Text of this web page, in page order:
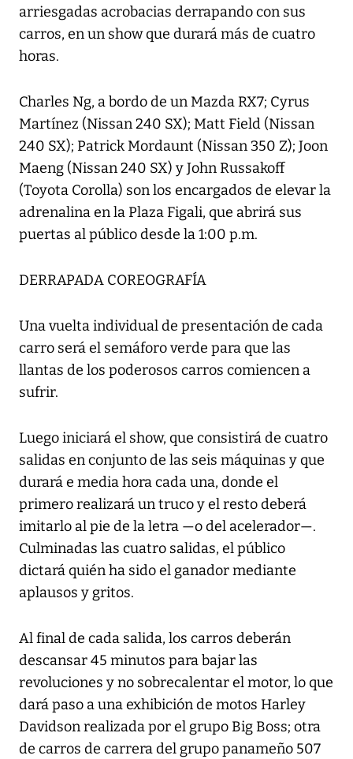
arriesgadas acrobacias derrapando con sus
carros, en un show que durará más de cuatro
horas.
Charles Ng, a bordo de un Mazda RX7; Cyrus
Martínez (Nissan 240 SX); Matt Field (Nissan
240 SX); Patrick Mordaunt (Nissan 350 Z); Joon
Maeng (Nissan 240 SX) y John Russakoff
(Toyota Corolla) son los encargados de elevar la
adrenalina en la Plaza Figali, que abrirá sus
puertas al público desde la 1:00 p.m.
DERRAPADA COREOGRAFÍA
Una vuelta individual de presentación de cada
carro será el semáforo verde para que las
llantas de los poderosos carros comiencen a
sufrir.
Luego iniciará el show, que consistirá de cuatro
salidas en conjunto de las seis máquinas y que
durará e media hora cada una, donde el
primero realizará un truco y el resto deberá
imitarlo al pie de la letra —o del acelerador—.
Culminadas las cuatro salidas, el público
dictará quién ha sido el ganador mediante
aplausos y gritos.
Al final de cada salida, los carros deberán
descansar 45 minutos para bajar las
revoluciones y no sobrecalentar el motor, lo que
dará paso a una exhibición de motos Harley
Davidson realizada por el grupo Big Boss; otra
de carros de carrera del grupo panameño 507